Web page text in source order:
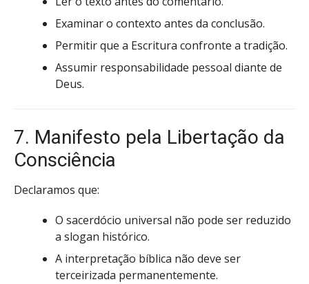
Examinar o contexto antes da conclusão.
Permitir que a Escritura confronte a tradição.
Assumir responsabilidade pessoal diante de
Deus.
7. Manifesto pela Libertação da
Consciência
Declaramos que:
O sacerdócio universal não pode ser reduzido
a slogan histórico.
A interpretação bíblica não deve ser
terceirizada permanentemente.